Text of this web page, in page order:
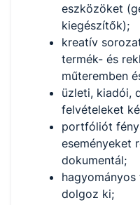
eszközöket
kiegészítők);
kreatív
termék- és
műteremben
üzleti, kiadói,
felvételeket
portfóliót
eseményeket
dokumentál;
dolgoz ki;